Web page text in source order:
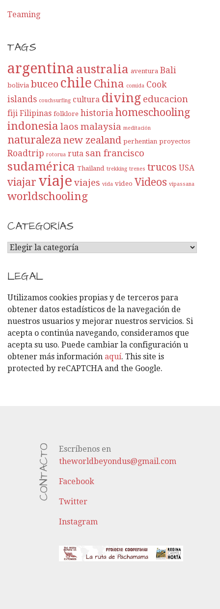
Teaming
TAGS
argentina australia aventura Bali
bolivia buceo chile China comida Cook
islands couchsurfing cultura diving educacion
fiji Filipinas folklore historia homeschooling
indonesia laos malaysia meditación
naturaleza new zealand perhentian proyectos
Roadtrip rotorua ruta san francisco
sudamérica Thailand trekking trenes trucos USA
viajar viaje viajes vida video Videos vipassana
worldschooling
CATEGORÍAS
C
T
E
G
O
R
Í
A
S
LEGAL
Utilizamos cookies propias y de terceros para
obtener datos estadísticos de la navegación de
nuestros usuarios y mejorar nuestros servicios. Si
acepta o continúa navegando, consideramos que
acepta su uso. Puede cambiar la configuración u
obtener más información aquí. This site is
protected by reCAPTCHA and the Google.
CONTACTO
Escríbenos en
theworldbeyondus@gmail.com
Facebook
Twitter
Instagram